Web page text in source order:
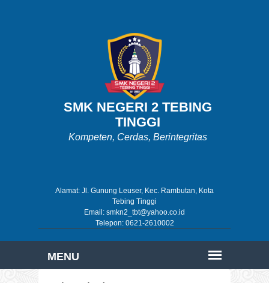
SMK NEGERI 2 TEBING
TINGGI
Kompeten, Cerdas, Berintegritas
Alamat: Jl. Gunung Leuser, Kec. Rambutan, Kota
Tebing Tinggi
Email: smkn2_tbt@yahoo.co.id
Telepon: 0621-2610002